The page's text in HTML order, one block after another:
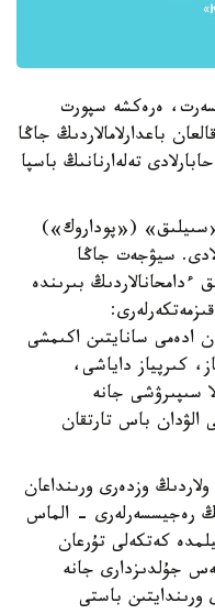
ەرەكشە سپورت
باعدارلامالاردىڭ جاڭا
تەلەارنانىڭ باسپا
ساعات 19:00 دە «سىيلىق» («پوداروك»)
سيۋجەت جاڭا
بىرىندە
ادەمى سانايتىن اكىمشى
كىرپياز داياشى،
سىپىرۋشى جانە
باس تارتقان
وزدەرى ورىنداعان
رەجيسسەرلەرى - الماس
كەتكەلى تۇرعان
جۇلدىزدارى جانە
ورىندايتىن باستى